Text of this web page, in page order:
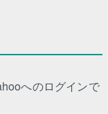
へのログインで